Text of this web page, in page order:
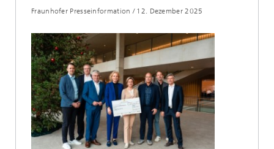
Fraunhofer Presseinformation / 12. Dezember 2025